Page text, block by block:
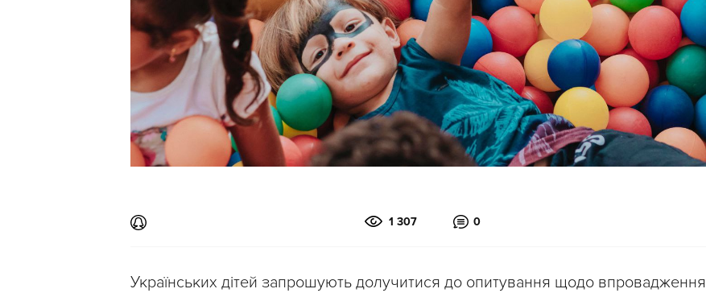
1 307 0
Українських дітей запрошують долучитися до опитування щодо впровадження